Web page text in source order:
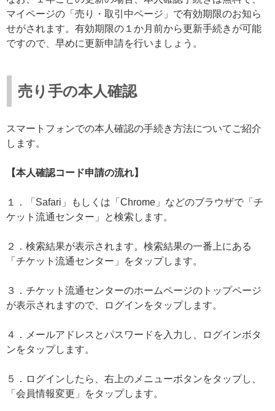
マイページの「売り・取引中ページ」で有効期限のお知ら
せがされます。有効期限の１か月前から更新手続きが可能
ですので、早めに更新申請を行いましょう。
売り手の本人確認
スマートフォンでの本人確認の手続き方法についてご紹介
します。
【本人確認コード申請の流れ】
１．「Safari」もしくは「Chrome」などのブラウザで「チ
ケット流通センター」と検索します。
２．検索結果が表示されます。検索結果の一番上にある
「チケット流通センター」をタップします。
３．チケット流通センターのホームページのトップページ
が表示されますので、ログインをタップします。
４．メールアドレスとパスワードを入力し、ログインボタ
ンをタップします。
５．ログインしたら、右上のメニューボタンをタップし、
「会員情報変更」をタップします。